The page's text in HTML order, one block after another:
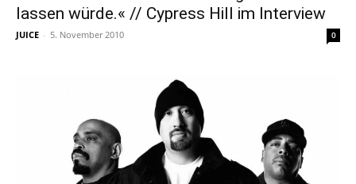
lassen würde.« // Cypress Hill im Interview
JUICE - 5. November 2010 0